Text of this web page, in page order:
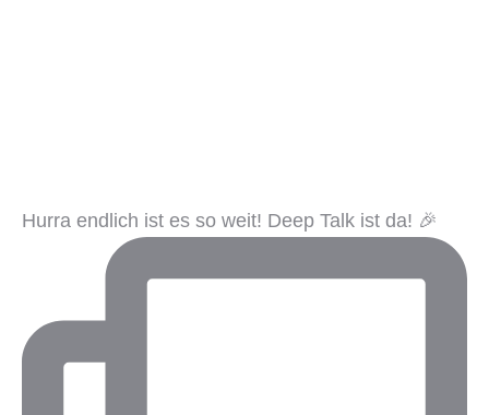
Hurra endlich ist es so weit! Deep Talk ist da! 🎉